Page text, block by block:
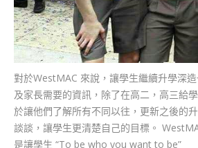
對於WestMAC 來說，讓學生繼續升學深
及家長需要的資訊，除了在高二，高三給
於讓他們了解所有不同以往，更新之後的
談談，讓學生更清楚自己的目標。
是讓學生 “To be who you want to be”